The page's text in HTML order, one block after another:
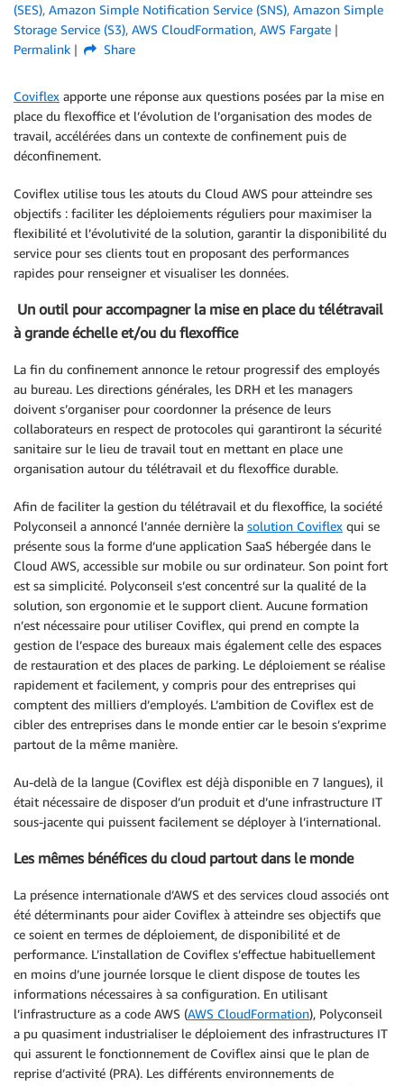
(SES), Amazon Simple Notification Service (SNS), Amazon Simple
Storage Service (S3), AWS CloudFormation, AWS Fargate
Permalink
Share
Coviflex apporte une réponse aux questions posées par la mise en
place du flexoffice et l’évolution de l’organisation des modes de
travail, accélérées dans un contexte de confinement puis de
déconfinement.
Coviflex utilise tous les atouts du Cloud AWS pour atteindre ses
objectifs : faciliter les déploiements réguliers pour maximiser la
flexibilité et l’évolutivité de la solution, garantir la disponibilité du
service pour ses clients tout en proposant des performances
rapides pour renseigner et visualiser les données.
Un outil pour accompagner la mise en place du télétravail
à grande échelle et/ou du flexoffice
La fin du confinement annonce le retour progressif des employés
au bureau. Les directions générales, les DRH et les managers
doivent s’organiser pour coordonner la présence de leurs
collaborateurs en respect de protocoles qui garantiront la sécurité
sanitaire sur le lieu de travail tout en mettant en place une
organisation autour du télétravail et du flexoffice durable.
Afin de faciliter la gestion du télétravail et du flexoffice, la société
Polyconseil a annoncé l’année dernière la solution Coviflex qui se
présente sous la forme d’une application SaaS hébergée dans le
Cloud AWS, accessible sur mobile ou sur ordinateur. Son point fort
est sa simplicité. Polyconseil s’est concentré sur la qualité de la
solution, son ergonomie et le support client. Aucune formation
n’est nécessaire pour utiliser Coviflex, qui prend en compte la
gestion de l’espace des bureaux mais également celle des espaces
de restauration et des places de parking. Le déploiement se réalise
rapidement et facilement, y compris pour des entreprises qui
comptent des milliers d’employés. L’ambition de Coviflex est de
cibler des entreprises dans le monde entier car le besoin s’exprime
partout de la même manière.
Au-delà de la langue (Coviflex est déjà disponible en 7 langues), il
était nécessaire de disposer d’un produit et d’une infrastructure IT
sous-jacente qui puissent facilement se déployer à l’international.
Les mêmes bénéfices du cloud partout dans le monde
La présence internationale d’AWS et des services cloud associés ont
été déterminants pour aider Coviflex à atteindre ses objectifs que
ce soient en termes de déploiement, de disponibilité et de
performance. L’installation de Coviflex s’effectue habituellement
en moins d’une journée lorsque le client dispose de toutes les
informations nécessaires à sa configuration. En utilisant
l’infrastructure as a code AWS (AWS CloudFormation), Polyconseil
a pu quasiment industrialiser le déploiement des infrastructures IT
qui assurent le fonctionnement de Coviflex ainsi que le plan de
reprise d’activité (PRA). Les différents environnements de